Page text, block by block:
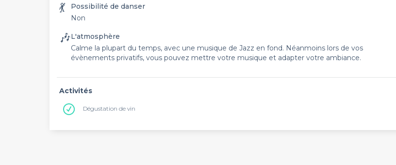
💃
Possibilité de danser
Non
🎶L'atmosphère
Calme la plupart du temps, avec une musique de Jazz en fond. Néanmoins lors de vos
évènements privatifs, vous pouvez mettre votre musique et adapter votre ambiance.
Activités
Dégustation de vin